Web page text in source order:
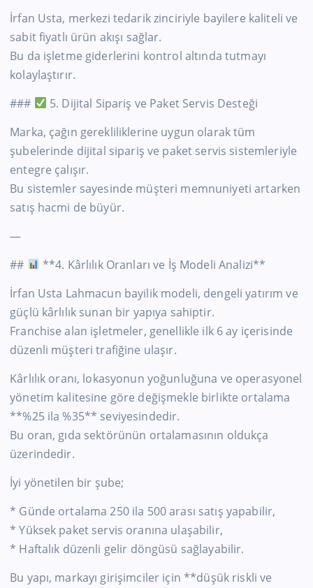
İrfan Usta, merkezi tedarik zinciriyle bayilere kaliteli ve
sabit fiyatlı ürün akışı sağlar.
Bu da işletme giderlerini kontrol altında tutmayı
kolaylaştırır.
###
5. Dijital Sipariş ve Paket Servis Desteği
Marka, çağın gerekliliklerine uygun olarak tüm
şubelerinde dijital sipariş ve paket servis sistemleriyle
entegre çalışır.
Bu sistemler sayesinde müşteri memnuniyeti artarken
satış hacmi de büyür.
—
##
**4. Kârlılık Oranları ve İş Modeli Analizi**
İrfan Usta Lahmacun bayilik modeli, dengeli yatırım ve
güçlü kârlılık sunan bir yapıya sahiptir.
Franchise alan işletmeler, genellikle ilk 6 ay içerisinde
düzenli müşteri trafiğine ulaşır.
Kârlılık oranı, lokasyonun yoğunluğuna ve operasyonel
yönetim kalitesine göre değişmekle birlikte ortalama
**%25 ila %35** seviyesindedir.
Bu oran, gıda sektörünün ortalamasının oldukça
üzerindedir.
İyi yönetilen bir şube;
* Günde ortalama 250 ila 500 arası satış yapabilir,
* Yüksek paket servis oranına ulaşabilir,
* Haftalık düzenli gelir döngüsü sağlayabilir.
Bu yapı, markayı girişimciler için **düşük riskli ve